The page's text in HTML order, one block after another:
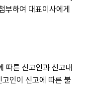
부하여 대표이사에게
따른 신고인과 신고내
인이 신고에 따른 불